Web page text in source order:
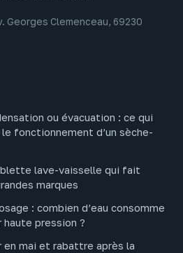
Georges Clemenceau, 69230
ou évacuation : ce qui
fonctionnement d’un sèche-
lave-vaisselle qui fait
marques
: combien d’eau consomme
pression ?
en mai et rabattre après la